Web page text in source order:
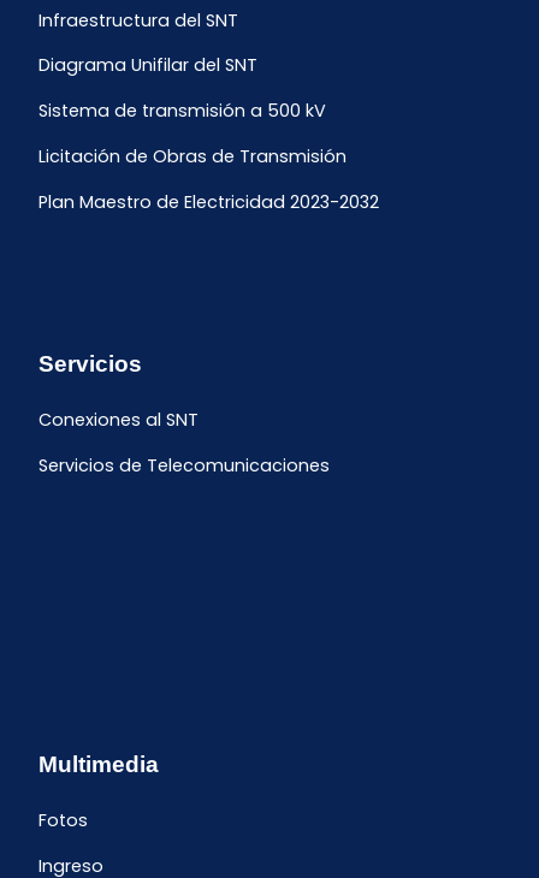
Infraestructura del SNT
Diagrama Unifilar del SNT
Sistema de transmisión a 500 kV
Licitación de Obras de Transmisión
Plan Maestro de Electricidad 2023-2032
Servicios
Conexiones al SNT
Servicios de Telecomunicaciones
Multimedia
Fotos
Ingreso